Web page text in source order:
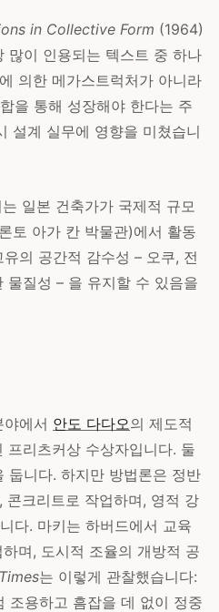
in Collective Form (1964)
많이 인용되는 텍스트 중 하나
의한 메가스트럭처가 아니라
을 통해 성장해야 한다는 주
설계 실무에 영향을 미쳤습니
는 일본 건축가가 국제적 규모
토 아가 칸 박물관)에서 활동
의 공간적 감수성 – 오쿠, 전
물질성 – 을 유지할 수 있음을
에서 안도 다다오의 제도적
리츠커상 수상자입니다. 둘
둡니다. 하지만 방법론은 정반
콘크리트로 작업하며, 영적 강
다. 마키는 하버드에서 교육
며, 도시적 조율의 개방적 공
는 이렇게 관찰했습니다:
조용하고 흠잡을 데 없이 정중